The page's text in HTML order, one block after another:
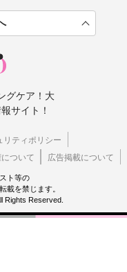
グケア！大
サイト！
リティポリシー
ついて 広告掲載について
ト等の
載を禁じます。
Rights Reserved.